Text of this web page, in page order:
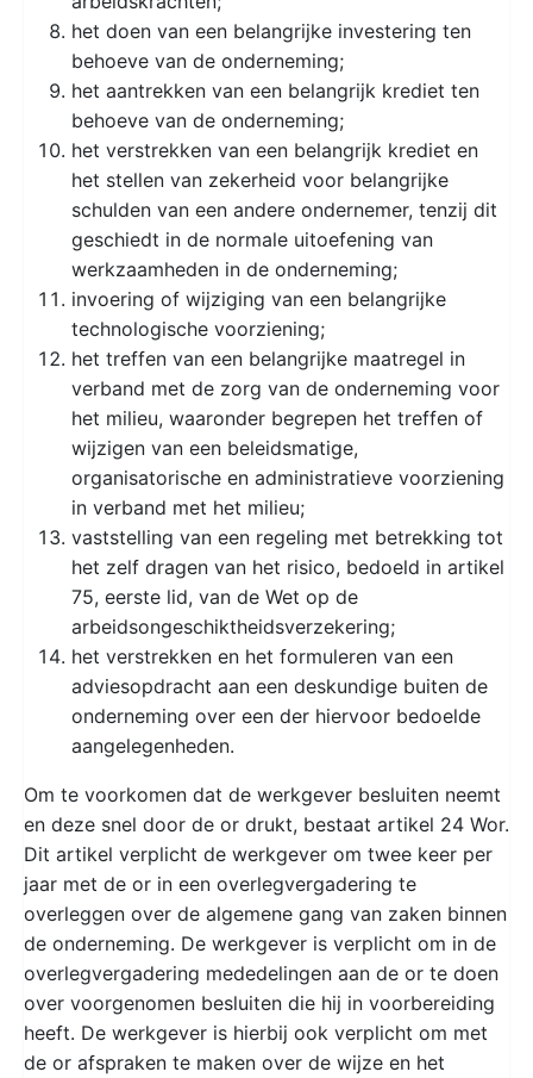
het doen van een belangrijke investering ten
behoeve van de onderneming;
het aantrekken van een belangrijk krediet ten
behoeve van de onderneming;
het verstrekken van een belangrijk krediet en
het stellen van zekerheid voor belangrijke
schulden van een andere ondernemer, tenzij dit
geschiedt in de normale uitoefening van
werkzaamheden in de onderneming;
invoering of wijziging van een belangrijke
technologische voorziening;
het treffen van een belangrijke maatregel in
verband met de zorg van de onderneming voor
het milieu, waaronder begrepen het treffen of
wijzigen van een beleidsmatige,
organisatorische en administratieve voorziening
in verband met het milieu;
vaststelling van een regeling met betrekking tot
het zelf dragen van het risico, bedoeld in artikel
75, eerste lid, van de Wet op de
arbeidsongeschiktheidsverzekering;
het verstrekken en het formuleren van een
adviesopdracht aan een deskundige buiten de
onderneming over een der hiervoor bedoelde
aangelegenheden.
Om te voorkomen dat de werkgever besluiten neemt
en deze snel door de or drukt, bestaat artikel 24 Wor.
Dit artikel verplicht de werkgever om twee keer per
jaar met de or in een overlegvergadering te
overleggen over de algemene gang van zaken binnen
de onderneming. De werkgever is verplicht om in de
overlegvergadering mededelingen aan de or te doen
over voorgenomen besluiten die hij in voorbereiding
heeft. De werkgever is hierbij ook verplicht om met
de or afspraken te maken over de wijze en het